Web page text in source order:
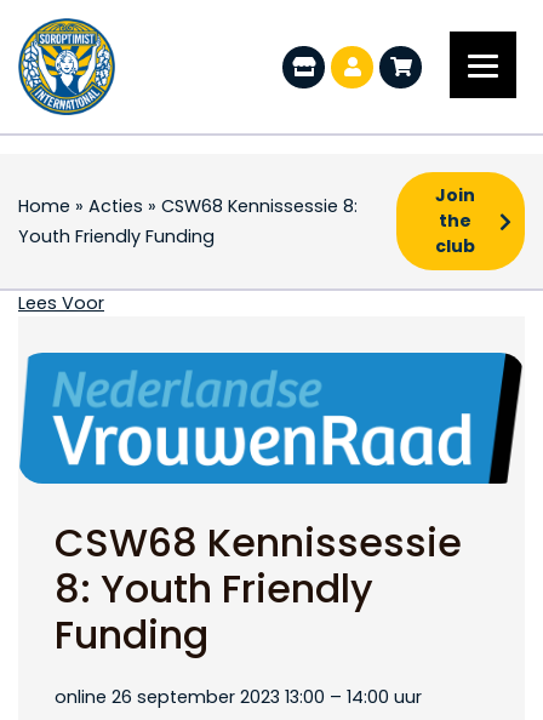
Home » Acties » CSW68 Kennissessie 8:
Youth Friendly Funding
Join
the
club
CSW68 Kennissessie
Lees Voor
CSW68 Kennissessie
8: Youth Friendly
Funding
online 26 september 2023 13:00 – 14:00 uur